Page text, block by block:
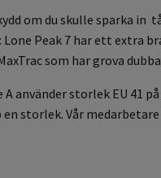
om du skulle sparka in
Peak 7 har ett extra
som har grova
A använder storlek EU 41
en storlek. Vår